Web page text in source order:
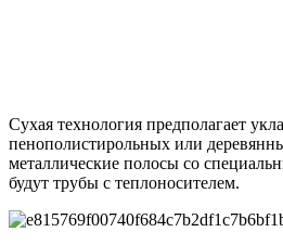
Сухая технология предполагает
пенополистирольных или
металлические полосы со
будут трубы с теплоносителем.